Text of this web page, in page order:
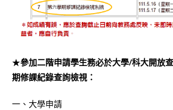
★參加二階申請學生務必於大學/科大開放
期修課紀錄查詢檢視：
一、大學申請